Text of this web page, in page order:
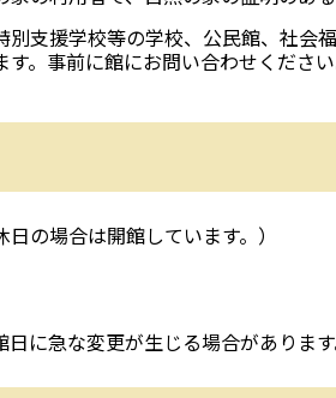
別支援学校等の学校、公民館、社会
。事前に館にお問い合わせください
の場合は開館しています。）
に急な変更が生じる場合がありま